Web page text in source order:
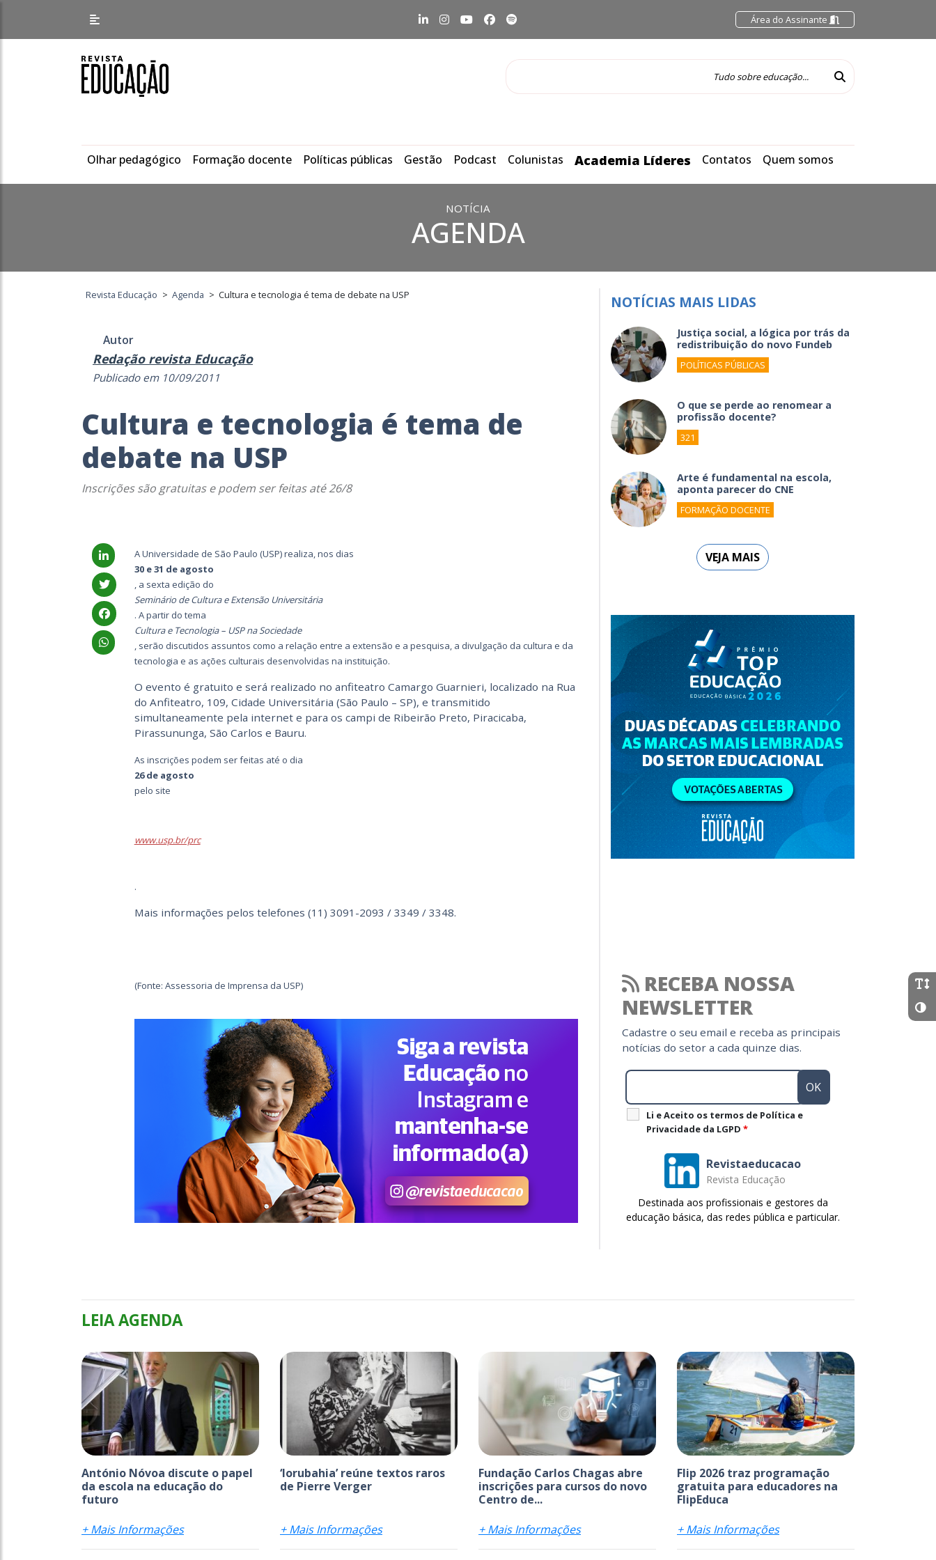
Área do Assinante
Olhar pedagógico Formação docente Políticas públicas Gestão Podcast Colunistas Academia Líderes Contatos Quem somos
NOTÍCIA
AGENDA
Revista Educação > Agenda > Cultura e tecnologia é tema de debate na USP
Autor
Redação revista Educação
Publicado em 10/09/2011
Cultura e tecnologia é tema de
debate na USP
Inscrições são gratuitas e podem ser feitas até 26/8
A Universidade de São Paulo (USP) realiza, nos dias
30 e 31 de agosto
, a sexta edição do
Seminário de Cultura e Extensão Universitária
. A partir do tema
Cultura e Tecnologia – USP na Sociedade
, serão discutidos assuntos como a relação entre a extensão e a pesquisa, a divulgação da cultura e da
tecnologia e as ações culturais desenvolvidas na instituição.
O evento é gratuito e será realizado no anfiteatro Camargo Guarnieri, localizado na Rua
do Anfiteatro, 109, Cidade Universitária (São Paulo – SP), e transmitido
simultaneamente pela internet e para os campi de Ribeirão Preto, Piracicaba,
Pirassununga, São Carlos e Bauru.
As inscrições podem ser feitas até o dia
26 de agosto
pelo site
www.usp.br/prc
.
Mais informações pelos telefones (11) 3091-2093 / 3349 / 3348.
(Fonte: Assessoria de Imprensa da USP)
NOTÍCIAS MAIS LIDAS
Justiça social, a lógica por trás da
redistribuição do novo Fundeb
POLÍTICAS PÚBLICAS
O que se perde ao renomear a
profissão docente?
321
Arte é fundamental na escola,
aponta parecer do CNE
FORMAÇÃO DOCENTE
VEJA MAIS
RECEBA NOSSA
NEWSLETTER
Cadastre o seu email e receba as principais
notícias do setor a cada quinze dias.
Li e Aceito os termos de Política e
Privacidade da LGPD *
Revistaeducacao
Revista Educação
Destinada aos profissionais e gestores da
educação básica, das redes pública e particular.
LEIA AGENDA
António Nóvoa discute o papel
da escola na educação do
futuro
+ Mais Informações
‘Iorubahia’ reúne textos raros
de Pierre Verger
+ Mais Informações
Fundação Carlos Chagas abre
inscrições para cursos do novo
Centro de...
+ Mais Informações
Flip 2026 traz programação
gratuita para educadores na
FlipEduca
+ Mais Informações